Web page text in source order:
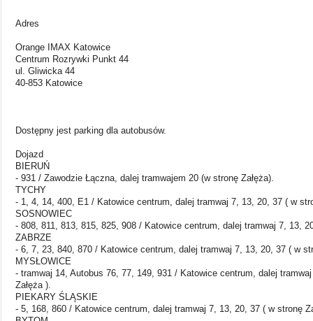
Adres
Orange IMAX Katowice
Centrum Rozrywki Punkt 44
ul. Gliwicka 44
40-853 Katowice
Dostępny jest parking dla autobusów.
Dojazd
BIERUŃ
- 931 / Zawodzie Łączna, dalej tramwajem 20 (w stronę Załęża).
TYCHY
- 1, 4, 14, 400, E1 / Katowice centrum, dalej tramwaj 7, 13, 20, 37 ( w
SOSNOWIEC
- 808, 811, 813, 815, 825, 908 / Katowice centrum, dalej tramwaj 7, 13,
ZABRZE
- 6, 7, 23, 840, 870 / Katowice centrum, dalej tramwaj 7, 13, 20, 37 ( w
MYSŁOWICE
- tramwaj 14, Autobus 76, 77, 149, 931 / Katowice centrum, dalej
Załęża ).
PIEKARY ŚLĄSKIE
- 5, 168, 860 / Katowice centrum, dalej tramwaj 7, 13, 20, 37 ( w stronę